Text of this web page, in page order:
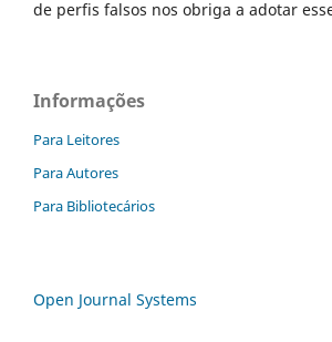
de perfis falsos nos obriga a adotar
Informações
Para Leitores
Para Autores
Para Bibliotecários
Open Journal Systems